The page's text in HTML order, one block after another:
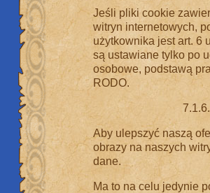
Jeśli pliki cookie
witryn internetowych,
użytkownika jest art. 6
są ustawiane tylko po
osobowe, podstawą
RODO.
Aby ulepszyć naszą
obrazy na naszych
dane.
Ma to na celu jedynie